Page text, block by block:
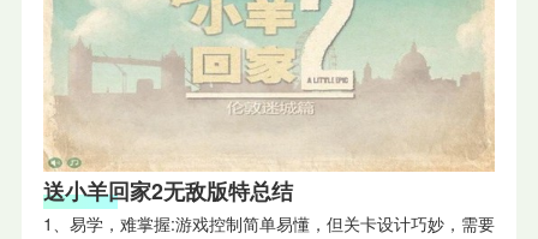
送小羊回家2无敌版特总结
1、易学，难掌握:游戏控制简单易懂，但关卡设计巧妙，需要